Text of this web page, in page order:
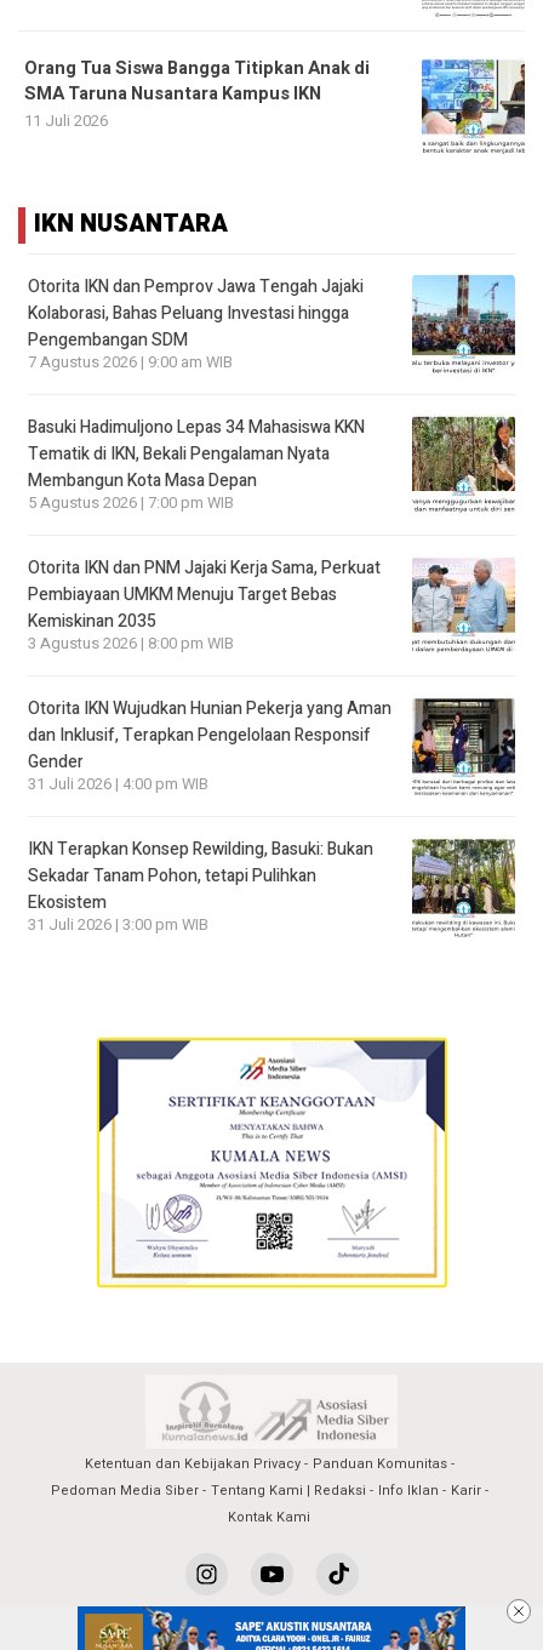
Orang Tua Siswa Bangga Titipkan Anak di
SMA Taruna Nusantara Kampus IKN
11 Juli 2026
IKN NUSANTARA
Otorita IKN dan Pemprov Jawa Tengah Jajaki
Kolaborasi, Bahas Peluang Investasi hingga
Pengembangan SDM
7 Agustus 2026 | 9:00 am WIB
Basuki Hadimuljono Lepas 34 Mahasiswa KKN
Tematik di IKN, Bekali Pengalaman Nyata
Membangun Kota Masa Depan
5 Agustus 2026 | 7:00 pm WIB
Otorita IKN dan PNM Jajaki Kerja Sama, Perkuat
Pembiayaan UMKM Menuju Target Bebas
Kemiskinan 2035
3 Agustus 2026 | 8:00 pm WIB
Otorita IKN Wujudkan Hunian Pekerja yang Aman
dan Inklusif, Terapkan Pengelolaan Responsif
Gender
31 Juli 2026 | 4:00 pm WIB
IKN Terapkan Konsep Rewilding, Basuki: Bukan
Sekadar Tanam Pohon, tetapi Pulihkan
Ekosistem
31 Juli 2026 | 3:00 pm WIB
Ketentuan dan Kebijakan Privacy
Panduan Komunitas
Pedoman Media Siber
Tentang Kami | Redaksi Info Iklan
Karir
Kontak Kami
kumalanews@2023